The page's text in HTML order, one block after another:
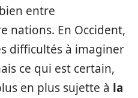
entre
nations. En Occident,
difficultés à imaginer
ce qui est certain,
en plus sujette à la